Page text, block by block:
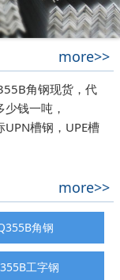
more>>
角钢现货，代
钱一吨，
槽钢，UPE槽
more>>
角钢
工字钢